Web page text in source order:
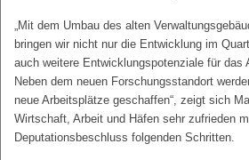
„Mit dem Umbau des alten
bringen wir nicht nur die Entwicklung im
auch weitere Entwicklungspotenziale für das
Neben dem neuen Forschungsstandort
neue Arbeitsplätze geschaffen“, zeigt sich
Wirtschaft, Arbeit und Häfen sehr zufrieden
Deputationsbeschluss folgenden Schritten.